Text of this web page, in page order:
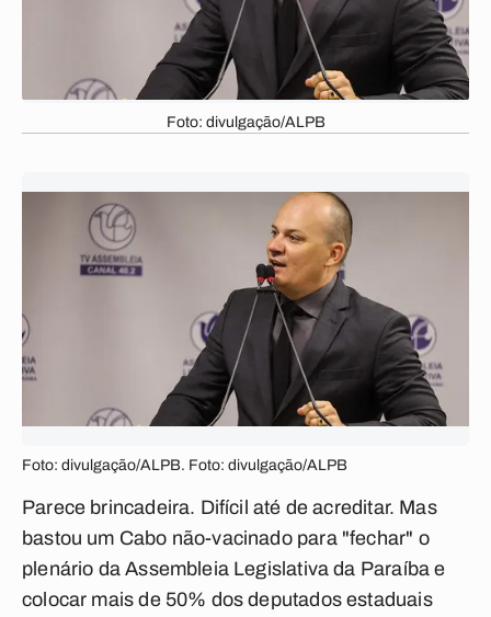
Foto: divulgação/ALPB
Foto: divulgação/ALPB. Foto: divulgação/ALPB
Parece brincadeira. Difícil até de acreditar. Mas
bastou um Cabo não-vacinado para "fechar" o
plenário da Assembleia Legislativa da Paraíba e
colocar mais de 50% dos deputados estaduais